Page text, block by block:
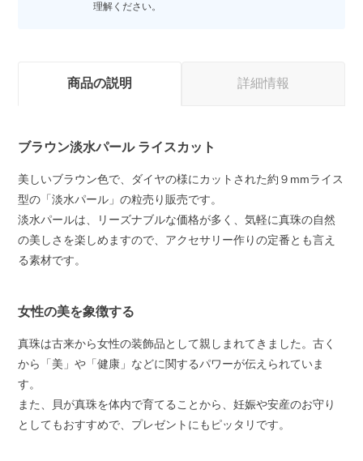
理解ください。
商品の説明 詳細情報
ブラウン淡水パール ライスカット
美しいブラウン色で、ダイヤの様にカットされた約９mmライス
型の「淡水パール」の粒売り販売です。
淡水パールは、リーズナブルな価格が多く、気軽に真珠の自然
の美しさを楽しめますので、アクセサリー作りの定番とも言え
る素材です。
女性の美を象徴する
真珠は古来から女性の装飾品として親しまれてきました。古く
から「美」や「健康」などに関するパワーが伝えられていま
す。
また、貝が真珠を体内で育てることから、妊娠や安産のお守り
としてもおすすめで、プレゼントにもピッタリです。